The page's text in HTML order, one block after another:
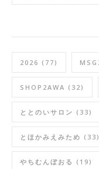
2026 (77)
SHOP2AWA (32)
ととのいサロン (33)
とほかみえみため (33)
やちむんぼおる (19)